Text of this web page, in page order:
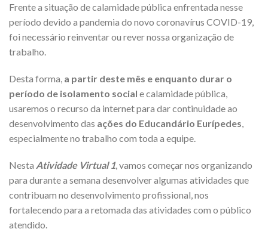
Frente a situação de calamidade pública enfrentada nesse
período devido a pandemia do novo coronavírus COVID-19,
foi necessário reinventar ou rever nossa organização de
trabalho.
Desta forma, a partir deste mês e enquanto durar o
período de isolamento social e calamidade pública,
usaremos o recurso da internet para dar continuidade ao
desenvolvimento das ações do Educandário Eurípedes,
especialmente no trabalho com toda a equipe.
Nesta Atividade Virtual 1, vamos começar nos organizando
para durante a semana desenvolver algumas atividades que
contribuam no desenvolvimento profissional, nos
fortalecendo para a retomada das atividades com o público
atendido.